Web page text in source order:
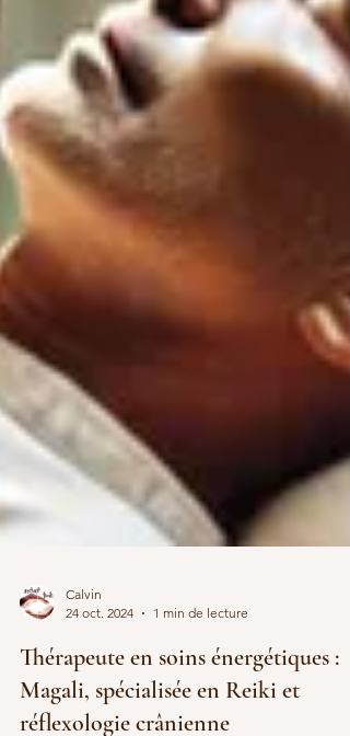
24 oct. 2024
1 min de lecture
Thérapeute en soins énergétiques :